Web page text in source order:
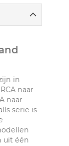
in
naar
naar
serie is
uit één